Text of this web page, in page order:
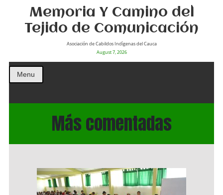
Memoria Y Camino del
Tejido de Comunicación
Asociación de Cabildos Indìgenas del Cauca
August 7, 2026
Menu
Más comentadas